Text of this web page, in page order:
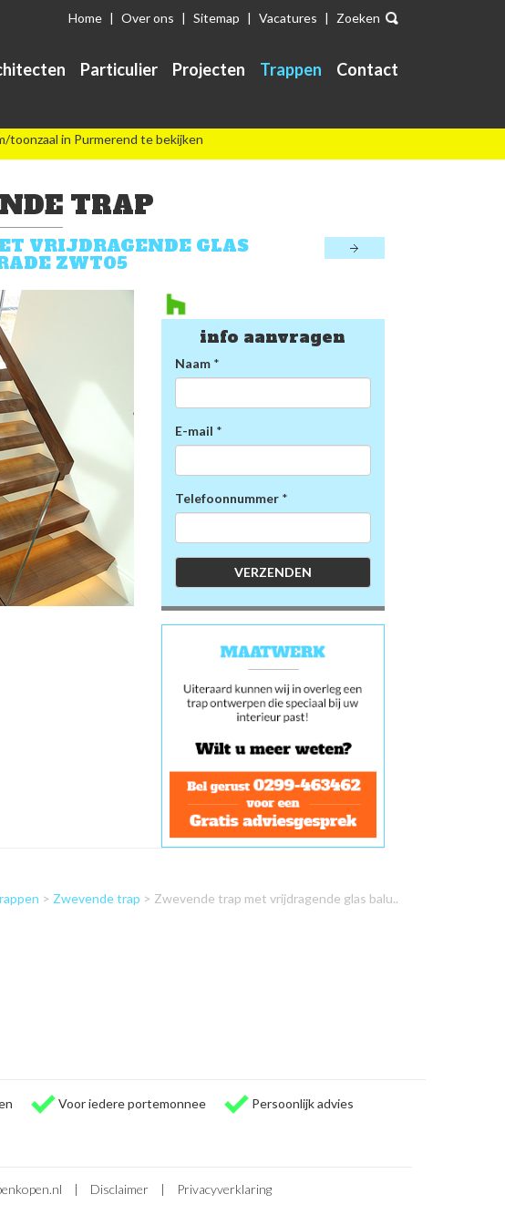
Home | Over ons | Sitemap | Vacatures | Zoeken
Particulier Projecten Trappen Contact
toonzaal in Purmerend te bekijken
TRAP
VRIJDRAGENDE GLAS
ZWT05
info aanvragen
Naam*
E-mail *
Telefoonnummer*
> Zwevende trap > Zwevende trap met vrijdragende glas balu..
Voor iedere portemonnee Persoonlijk advies
| Disclaimer | Privacyverklaring